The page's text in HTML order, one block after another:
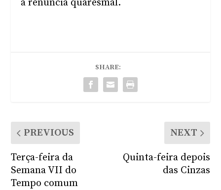
a renúncia quaresmal.
SHARE:
PREVIOUS
Terça-feira da
Semana VII do
Tempo comum
NEXT
Quinta-feira depois
das Cinzas